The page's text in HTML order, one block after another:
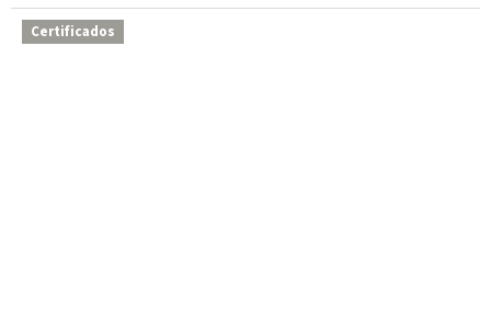
Certificados